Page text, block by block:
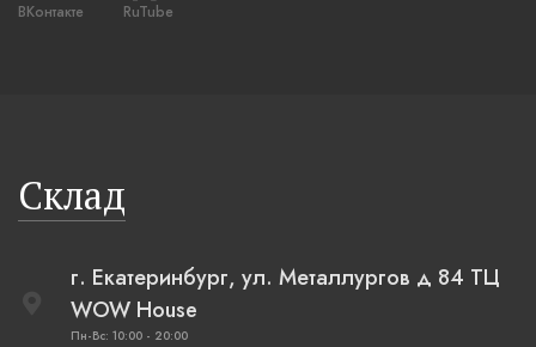
ВКонтакте RuTube
Склад
г. Екатеринбург, ул. Металлургов д 84 ТЦ
WOW House
Пн-Вс: 10:00 - 20:00